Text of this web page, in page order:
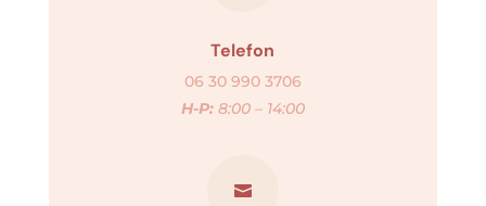
Telefon
06 30 990 3706
H-P:8:00 – 14:00
